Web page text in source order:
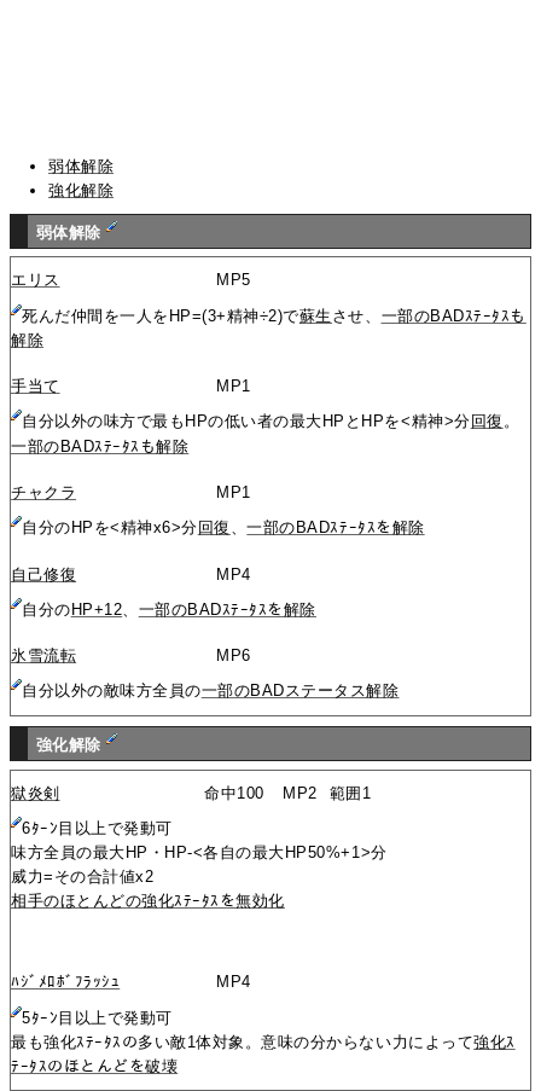
弱体解除
強化解除
弱体解除
エリス
MP5
死んだ仲間を一人をHP=(3+精神÷2)で蘇生 させ、 一部のBADｽﾃｰﾀｽも
解除
手当て
MP1
自分以外の味方で最もHPの低い者の最大HPとHPを<精神>分 回復 。
一部のBADｽﾃｰﾀｽも解除
チャクラ
MP1
自分のHPを<精神x6>分 回復 、一部のBADｽﾃｰﾀｽを解除
自己修復
MP4
自分の HP+12、 一部のBADｽﾃｰﾀｽを解除
氷雪流転
MP6
自分以外の敵味方全員の一部のBADステータス解除
強化解除
獄炎剣 命中100 MP2
範囲1
6ﾀｰﾝ目以上で発動可
味方全員の最大HP・HP-<各自の最大HP50%+1>分
威力=その合計値x2
相手のほとんどの強化ｽﾃｰﾀｽを無効化
ﾊｼﾞﾒﾛﾎﾞﾌﾗｯｼｭ
MP4
5ﾀｰﾝ目以上で発動可
最も強化ｽﾃｰﾀｽの多い敵1体対象。意味の分からない力によって強化ｽ
ﾃｰﾀｽのほとんどを破壊